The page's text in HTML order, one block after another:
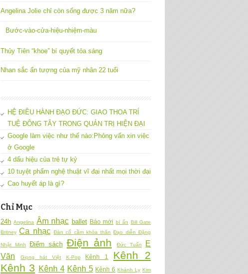
Angelina Jolie chỉ còn sống được 3 năm nữa?
Bước-vào-cửa-hiệu-nhiệm-màu
Thủy Tiên “khoe” bí quyết tỏa sáng
Nhan sắc ấn tượng của mỹ nhân 22 tuổi
HỆ ĐIỀU HÀNH ĐẠO ĐỨC: GIAO THOA TRÍ
TUỆ ĐÔNG TÂY TRONG QUẢN TRỊ HIỆN ĐẠI
Google làm việc như thế nào:Phỏng vấn xin việc
ở Google
4 dấu hiệu của trẻ tự kỷ
10 tuyệt phẩm nghệ thuật vĩ đại nhất mọi thời đại
Cao huyết áp là gì?
Chỉ Mục
24h Angelina Âm nhạc ballet Báo mới bí ẩn Bill Gate
Britney Ca nhạc Đàn cổ cầm khỏa thân Đạo diễn Đặng
Nhật Minh Điểm sách Điện ảnh Đức Tuấn
E
Văn
Giọng hát Việt K-Pop Kênh 1
Kênh 2
Kênh 3 Kênh 4 Kênh 5 Kênh 6 Khánh Ly Kim